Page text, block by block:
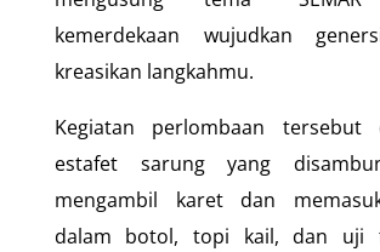
kemerdekaan wujudkan
kreasikan langkahmu.
Kegiatan perlombaan tersebut
estafet sarung yang
mengambil karet dan
dalam botol, topi kail, dan uji